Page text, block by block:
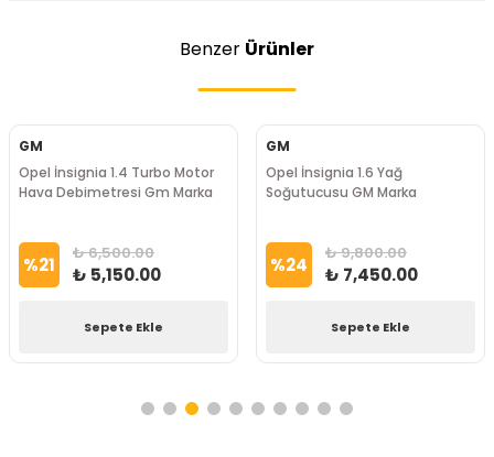
Benzer Ürünler
GM
Opel İnsignia 1.4 Turbo Motor
Hava Debimetresi Gm Marka
%21 ₺ 6,500.00
₺ 5,150.00
Sepete Ekle
GM
Opel İnsignia 1.6 Yağ
Soğutucusu GM Marka
%24 ₺ 9,800.00
₺ 7,450.00
Sepete Ekle